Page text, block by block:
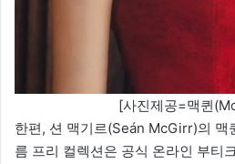
[사진제공=맥퀸
한편, 션 맥기르(Seán McGirr)의
름 프리 컬렉션은 공식 온라인 부티